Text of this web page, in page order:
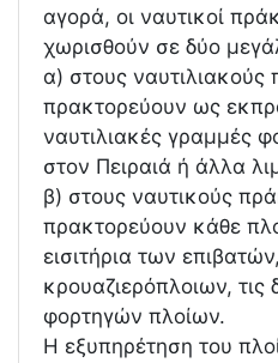
αγορά, οι ναυτικοί
χωρισθούν σε δύο
α) στους ναυτιλιακούς
πρακτορεύουν ως
ναυτιλιακές γραμμές
στον Πειραιά ή άλλα
β) στους ναυτικούς
πρακτορεύουν κάθε
εισιτήρια των
κρουαζιερόπλοιων, τις
φορτηγών πλοίων.
Η εξυπηρέτηση του